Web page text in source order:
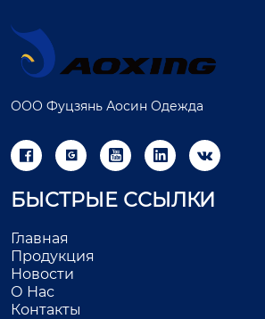
ООО Фуцзянь Аосин Одежда
    
БЫСТРЫЕ ССЫЛКИ
Главная
Продукция
Новости
О Нас
Контакты